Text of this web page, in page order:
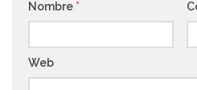
Nombre *
Web